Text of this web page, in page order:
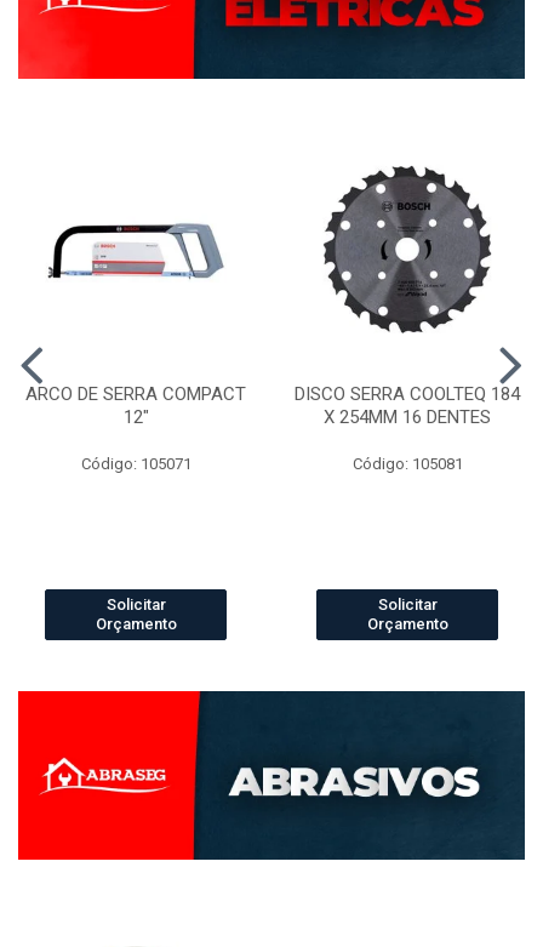
ARCO DE SERRA COMPACT
12"
Código: 105071
Solicitar
Orçamento
DISCO SERRA COOLTEQ 184
X 254MM 16 DENTES
Código: 105081
Solicitar
Orçamento